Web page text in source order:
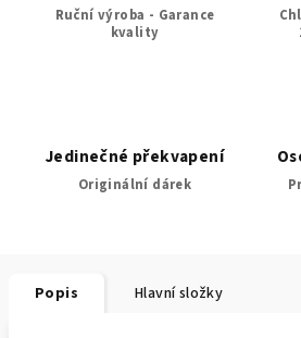
Ruční výroba - Garance
kvality
Jedinečné překvapení
Originální dárek
Popis Hlavní složky